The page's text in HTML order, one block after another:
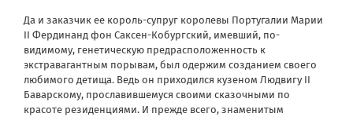
Да и заказчик ее король-супруг королевы Португалии Марии
II Фердинанд фон Саксен-Кобургский, имевший, по-
видимому, генетическую предрасположенность к
экстравагантным порывам, был одержим созданием своего
любимого детища. Ведь он приходился кузеном Людвигу II
Баварскому, прославившемуся своими сказочными по
красоте резиденциями. И прежде всего, знаменитым